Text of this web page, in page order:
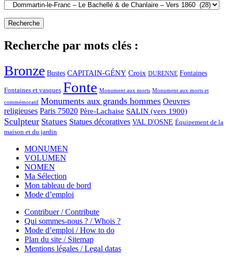
Recherche par mots clés :
Bronze Bustes CAPITAIN-GÉNY Croix DURENNE Fontaines
Fontaines et vasques Fonte Monument aux morts Monument aux morts et
commémoratif Monuments aux grands hommes Oeuvres
religieuses Paris 75020 Père-Lachaise SALIN (vers 1900)
Sculpteur Statues Statues décoratives VAL D'OSNE Équipement de la
maison et du jardin
MONUMEN
VOLUMEN
NOMEN
Ma Sélection
Mon tableau de bord
Mode d’emploi
Contribuer / Contribute
Qui sommes-nous ? / Whois ?
Mode d’emploi / How to do
Plan du site / Sitemap
Mentions légales / Legal datas